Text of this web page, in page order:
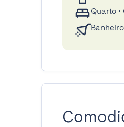
Quarto •
Banheiro